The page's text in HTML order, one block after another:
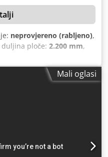
neprovjereno (rabljeno),
duljina ploče: 2.200 mm,
DETALJI Maks. duljina ploče:
mm Cedpfoyxnn Tex
dokumentacije i
opisnog karaktera.
Mali oglasi